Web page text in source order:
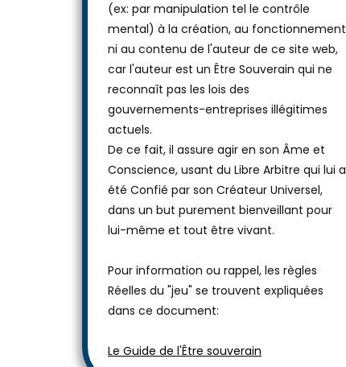
(ex: par manipulation tel le contrôle
mental) à la création, au fonctionnement
ni au contenu de l'auteur de ce site web,
car l'auteur est un Être Souverain qui ne
reconnaît pas les lois des
gouvernements-entreprises illégitimes
actuels.
De ce fait, il assure agir en son Âme et
Conscience, usant du Libre Arbitre qui lui a
été Confié par son Créateur Universel,
dans un but purement bienveillant pour
lui-même et tout être vivant.
Pour information ou rappel, les règles
Réelles du "jeu" se trouvent expliquées
dans ce document:
Le Guide de l'Être souverain